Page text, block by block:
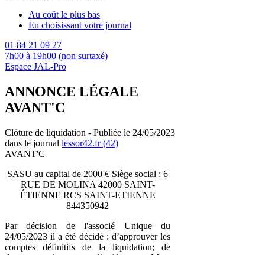
Au coût le plus bas
En choisissant votre journal
01 84 21 09 27
7h00 à 19h00 (non surtaxé)
Espace JAL-Pro
ANNONCE LÉGALE
AVANT'C
Clôture de liquidation - Publiée le 24/05/2023
dans le journal lessor42.fr (42)
AVANT'C
SASU au capital de 2000 € Siège social : 6
RUE DE MOLINA 42000 SAINT-
ÉTIENNE RCS SAINT-ETIENNE
844350942
Par décision de l'associé Unique du
24/05/2023 il a été décidé : d’approuver les
comptes définitifs de la liquidation; de